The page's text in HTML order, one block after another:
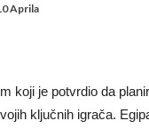
prodao rezervnog golmana
konačno isplivala na
Aprila
koji je potvrdio da
ključnih igrača.